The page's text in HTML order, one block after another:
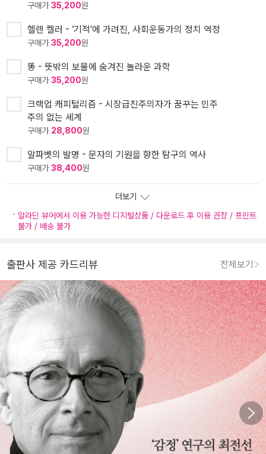
구매가35,200원
헬렌 켈러 - ‘기적’에 가려진, 사회운동가의 정치 역정
구매가35,200원
똥 - 뜻밖의 보물에 숨겨진 놀라운 과학
구매가35,200원
크랙업 캐피털리즘 - 시장급진주의자가 꿈꾸는 민주
주의 없는 세계
구매가 28,800원
알파벳의 발명 - 문자의 기원을 향한 탐구의 역사
구매가38,400원
더보기
알라딘 뷰어에서 이용 가능한 디지털상품 / 다운로드 후 이용 권장 / 프린트
불가 / 배송 불가
출판사 제공 카드리뷰 전체보기